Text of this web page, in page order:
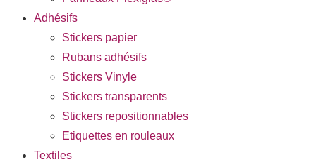
Adhésifs
Stickers papier
Rubans adhésifs
Stickers Vinyle
Stickers transparents
Stickers repositionnables
Etiquettes en rouleaux
Textiles